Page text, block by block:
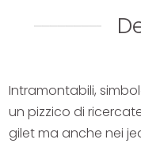
Intramontabili,
un pizzico di
gilet ma anche nei